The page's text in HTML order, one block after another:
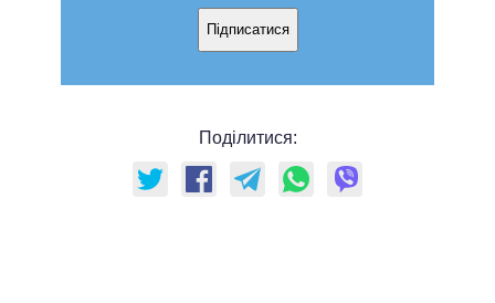
Підписатися
Поділитися: